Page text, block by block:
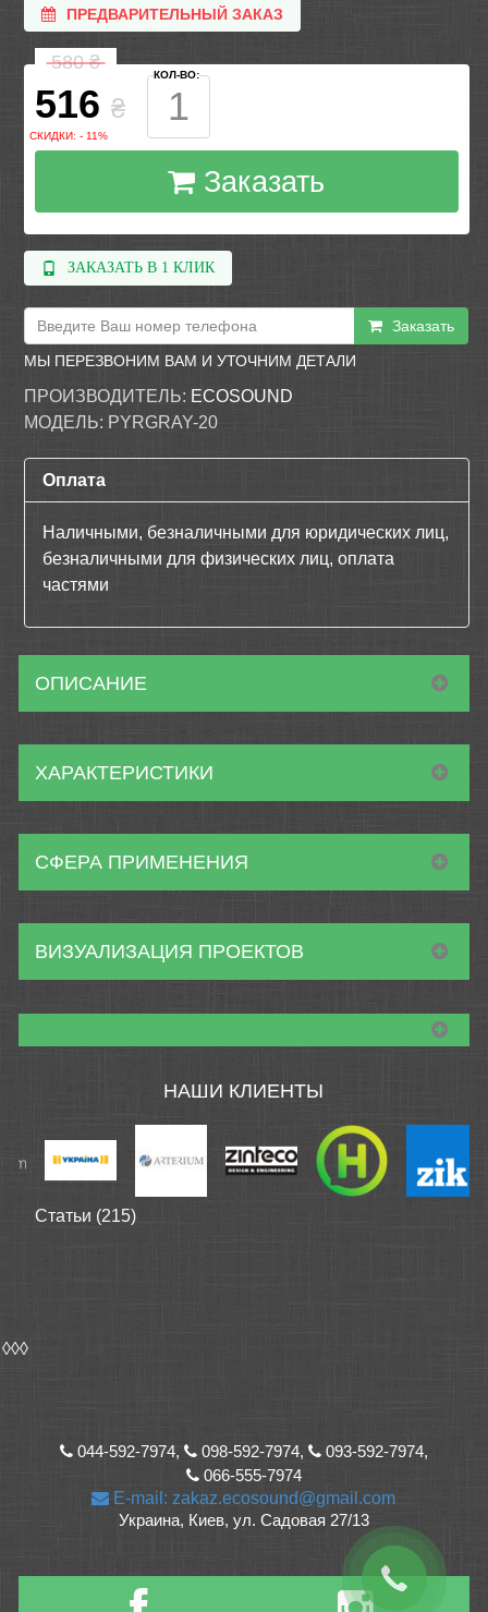
ПРЕДВАРИТЕЛЬНЫЙ ЗАКАЗ
580₴
516 ₴
СКИДКИ: - 11%
КОЛ-ВО:
Заказать
ЗАКАЗАТЬ В 1 КЛИК
Заказать
МЫ ПЕРЕЗВОНИМ ВАМ И УТОЧНИМ ДЕТАЛИ
ПРОИЗВОДИТЕЛЬ: ECOSOUND
МОДЕЛЬ: PYRGRAY-20
Оплата
Наличными, безналичными для юридических лиц,
безналичными для физических лиц, оплата
частями
ОПИСАНИЕ
ХАРАКТЕРИСТИКИ
СФЕРА ПРИМЕНЕНИЯ
ВИЗУАЛИЗАЦИЯ ПРОЕКТОВ
НАШИ КЛИЕНТЫ
Статьи (215)
◊◊◊
044-592-7974, 098-592-7974,
093-592-7974,
066-555-7974
E-mail: zakaz.ecosound@gmail.com
Украина, Киев, ул. Садовая 27/13